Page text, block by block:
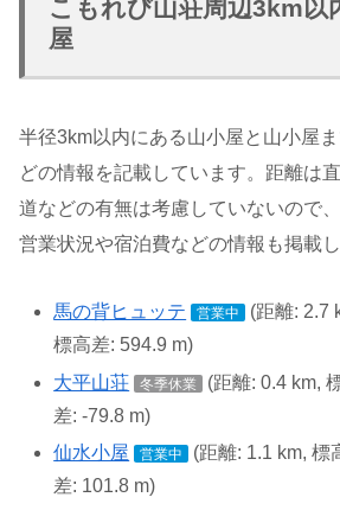
こもれび山荘周辺3km以
屋
半径3km以内にある山小屋と山小屋
どの情報を記載しています。距離は
道などの有無は考慮していないので
営業状況や宿泊費などの情報も掲載し
馬の背ヒュッテ 営業中
(距離: 2.7
標高差: 594.9 m)
大平山荘
冬季休業
(距離: 0.4 km,
差: -79.8 m)
仙水小屋
営業中
(距離: 1.1 km, 標
差: 101.8 m)